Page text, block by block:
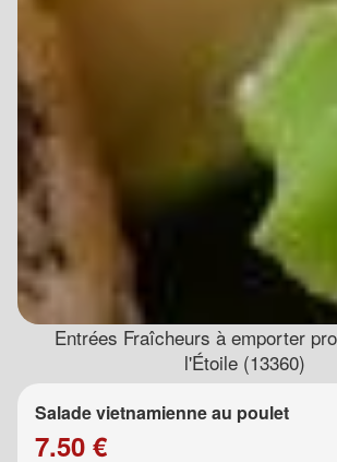
Entrées Fraîcheurs à emporter
l'Étoile (13360)
Salade vietnamienne au poulet
7.50 €